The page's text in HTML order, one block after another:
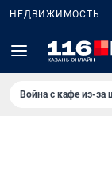
НЕДВИЖИМОСТЬ
Война с кафе из-за